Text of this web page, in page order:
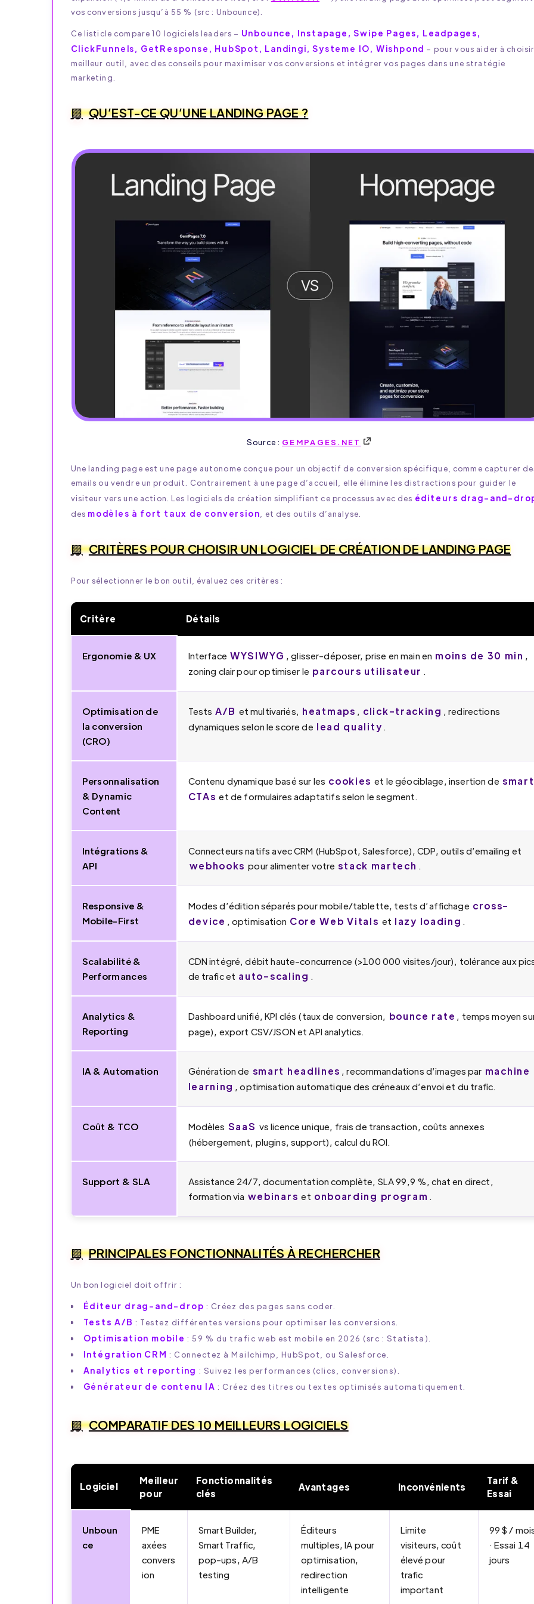
vos conversions jusqu’à 55 % (src : Unbounce).
Ce listicle compare 10 logiciels leaders – Unbounce, Instapage, Swipe Pages, Leadpages,
ClickFunnels, GetResponse, HubSpot, Landingi, Systeme IO, Wishpond – pour vous aider à
meilleur outil, avec des conseils pour maximiser vos conversions et intégrer vos pages dans une stratégie
marketing.
QU’EST-CE QU’UNE LANDING PAGE ?
Source : GEMPAGES.NET
Une landing page est une page autonome conçue pour un objectif de conversion spécifique, comme capturer
emails ou vendre un produit. Contrairement à une page d’accueil, elle élimine les distractions pour guider le
visiteur vers une action. Les logiciels de création simplifient ce processus avec des éditeurs drag-and-
des modèles à fort taux de conversion , et des outils d’analyse.
CRITÈRES POUR CHOISIR UN LOGICIEL DE CRÉATION DE LANDING PAGE
Pour sélectionner le bon outil, évaluez ces critères :
Critère Détails
Ergonomie & UX Interface WYSIWYG , glisser-déposer, prise en main en moins de 30 min ,
zoning clair pour optimiser le parcours utilisateur .
Optimisation de
la conversion
(CRO)
Tests A/B et multivariés, heatmaps , click-tracking , redirections
dynamiques selon le score de lead quality .
Personnalisation
& Dynamic
Content
Contenu dynamique basé sur les cookies et le géociblage, insertion de smart
CTAs et de formulaires adaptatifs selon le segment.
Intégrations &
API
Connecteurs natifs avec CRM (HubSpot, Salesforce), CDP, outils d’emailing et
webhooks pour alimenter votre stack martech .
Responsive &
Mobile-First
Modes d’édition séparés pour mobile/tablette, tests d’affichage cross-
device , optimisation Core Web Vitals et lazy loading .
Scalabilité &
Performances
CDN intégré, débit haute-concurrence (>100 000 visites/jour), tolérance aux
de trafic et auto-scaling .
Analytics &
Reporting
Dashboard unifié, KPI clés (taux de conversion, bounce rate , temps moyen
page), export CSV/JSON et API analytics.
IA & Automation Génération de smart headlines , recommandations d’images par machine
learning , optimisation automatique des créneaux d’envoi et du trafic.
Coût & TCO Modèles SaaS vs licence unique, frais de transaction, coûts annexes
(hébergement, plugins, support), calcul du ROI.
Support & SLA
Assistance 24/7, documentation complète, SLA 99,9 %, chat en direct,
formation via webinars et onboarding program .
PRINCIPALES FONCTIONNALITÉS À RECHERCHER
Un bon logiciel doit offrir :
Éditeur drag-and-drop : Créez des pages sans coder.
Tests A/B : Testez différentes versions pour optimiser les conversions.
Optimisation mobile : 59 % du trafic web est mobile en 2026 (src : Statista).
Intégration CRM : Connectez à Mailchimp, HubSpot, ou Salesforce.
Analytics et reporting : Suivez les performances (clics, conversions).
Générateur de contenu IA : Créez des titres ou textes optimisés automatiquement.
COMPARATIF DES 10 MEILLEURS LOGICIELS
Logiciel
Meilleur
pour
Fonctionnalités
clés
Avantages Inconvénients
Tarif &
Essai
Unboun
ce
PME
axées
convers
ion
Smart Builder,
Smart Traffic,
pop-ups, A/B
testing
Éditeurs
multiples, IA pour
optimisation,
redirection
intelligente
Limite
visiteurs, coût
élevé pour
trafic
important
99 $ /
· Essai 14
jours